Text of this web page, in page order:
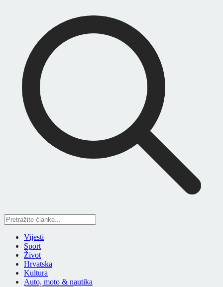
Vijesti
Sport
Život
Hrvatska
Kultura
Auto, moto & nautika